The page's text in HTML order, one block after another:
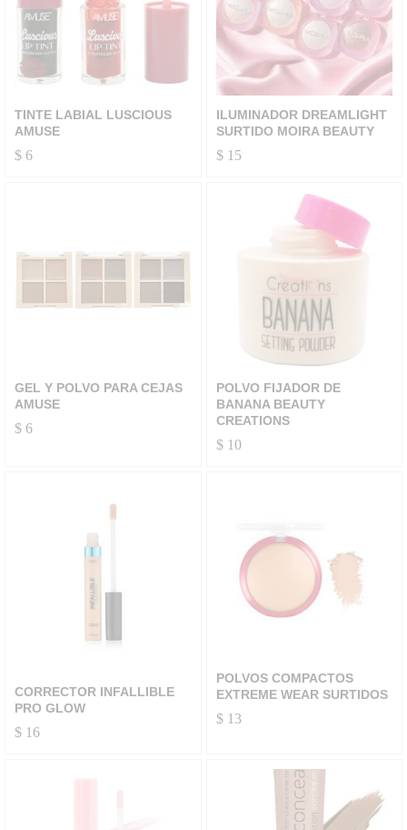
TINTE LABIAL LUSCIOUS
AMUSE
$ 6
ILUMINADOR DREAMLIGHT
SURTIDO MOIRA BEAUTY
$15
GEL Y POLVO PARA CEJAS
AMUSE
$ 6
POLVO FIJADOR DE
BANANA BEAUTY
CREATIONS
$10
CORRECTOR INFALLIBLE
PRO GLOW
$ 16
POLVOS COMPACTOS
EXTREME WEAR SURTIDOS
$13